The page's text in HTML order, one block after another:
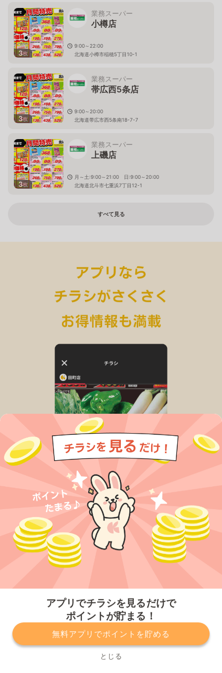
ポイントが貯まる！
無料アプリでポイントを貯める
とじる
3枚
業務スーパー
小樽店
9:00～22:00
北海道小樽市稲穂5丁目10-1
3枚
業務スーパー
帯広西5条店
9:00～20:00
北海道帯広市西5条南18-7-7
3枚
業務スーパー
上磯店
月～土:9:00～21:00 日:9:00～20:00
北海道北斗市七重浜7丁目12-1
すべて見る
サービスに関してのお問い合わせ
チラシ掲載をお考えの方